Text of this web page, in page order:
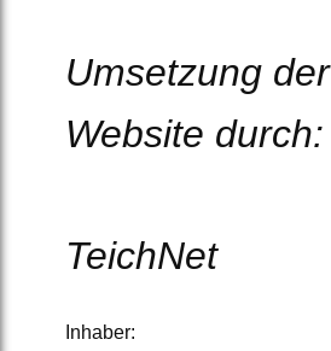
Umsetzung der
Website durch:
TeichNet
Inhaber: